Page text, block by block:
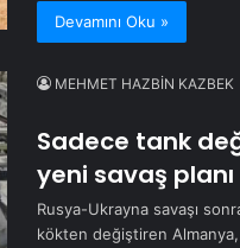
Devamını Oku »
MEHMET HAZBİN KAZBEK
Sadece tank
yeni savaş
Rusya-Ukrayna savaşı
kökten değiştiren Almanya,